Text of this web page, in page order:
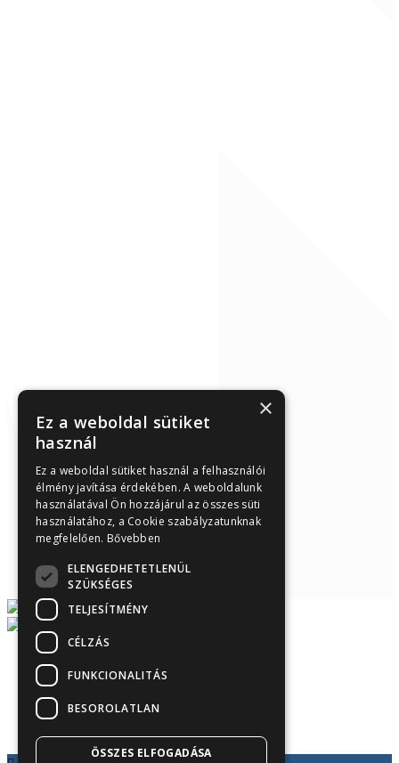
×
Ez a weboldal sütiket
használ
Ez a weboldal sütiket használ a felhasználói
élmény javítása érdekében. A weboldalunk
használatával Ön hozzájárul az összes süti
használatához, a Cookie szabályzatunknak
megfelelően. Bővebben
ELENGEDHETETLENÜL
SZÜKSÉGES
TELJESÍTMÉNY
CÉLZÁS
FUNKCIONALITÁS
BESOROLATLAN
ÖSSZES ELFOGADÁSA